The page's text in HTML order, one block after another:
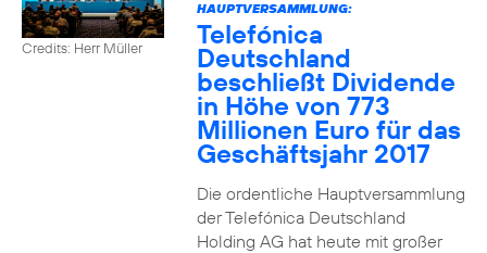
Credits: Herr Müller
HAUPTVERSAMMLUNG:
Telefónica
Deutschland
beschließt Dividende
in Höhe von 773
Millionen Euro für das
Geschäftsjahr 2017
Die ordentliche Hauptversammlung
der Telefónica Deutschland
Holding AG hat heute mit großer